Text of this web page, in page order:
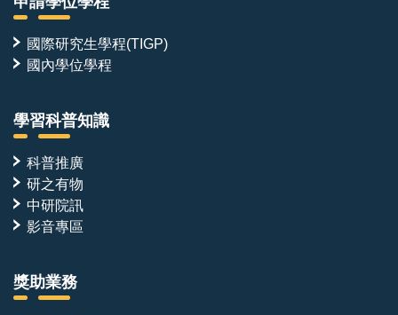
角色。分子產出與實驗數據將同時對接：
●計算設計團隊——回饋親和力、專一性與結構資訊，
驅動下一輪設計迭代
之數據收集與結構解析
●細胞生物學合作團隊——將經生化與結構驗證之分子
導入細胞系統，檢驗其對泛素化修飾與下游訊息路徑之
調控效果，並進一步延伸至疾病相關模式
●國內外學術合作單位——共同推動方法開發與轉譯應
用
國際研究生學程(TIGP)
國內學位學程
學習科普知識
科普推廣
研之有物
中研院訊
影音專區
獎助業務